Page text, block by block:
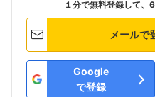
１分で無料登録して、
メールで
Google
で登録